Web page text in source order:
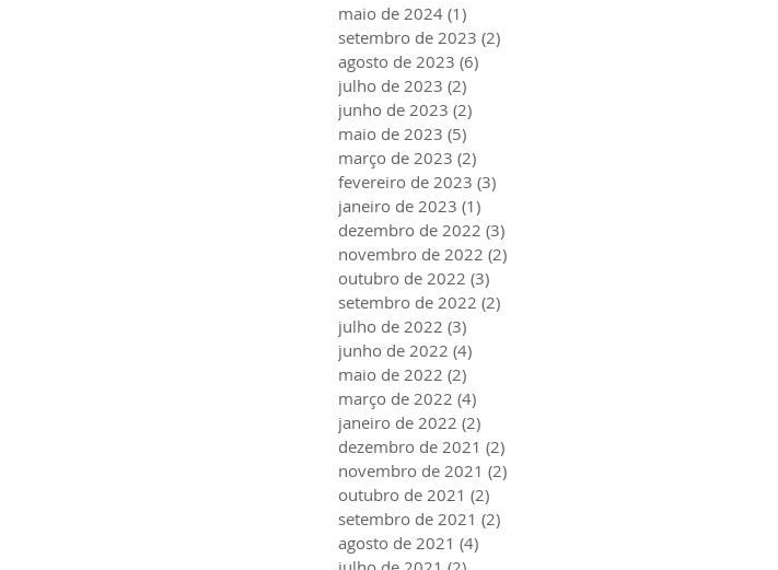
maio de 2024 (1)
setembro de 2023 (2)
agosto de 2023 (6)
julho de 2023 (2)
junho de 2023 (2)
maio de 2023 (5)
março de 2023 (2)
fevereiro de 2023 (3)
janeiro de 2023 (1)
dezembro de 2022 (3)
novembro de 2022 (2)
outubro de 2022 (3)
setembro de 2022 (2)
julho de 2022 (3)
junho de 2022 (4)
maio de 2022 (2)
março de 2022 (4)
janeiro de 2022 (2)
dezembro de 2021 (2)
novembro de 2021 (2)
outubro de 2021 (2)
setembro de 2021 (2)
agosto de 2021 (4)